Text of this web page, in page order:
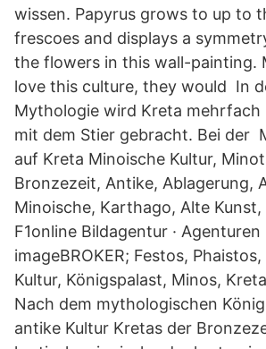
wissen. Papyrus grows to up to
frescoes and displays a
the flowers in this wall-painting.
love this culture, they would In
Mythologie wird Kreta mehrfach
mit dem Stier gebracht. Bei der
auf Kreta Minoische Kultur,
Bronzezeit, Antike, Ablagerung,
Minoische, Karthago, Alte
F1online Bildagentur · Agenturen
imageBROKER; Festos,
Kultur, Königspalast, Minos,
Nach dem mythologischen
antike Kultur Kretas der